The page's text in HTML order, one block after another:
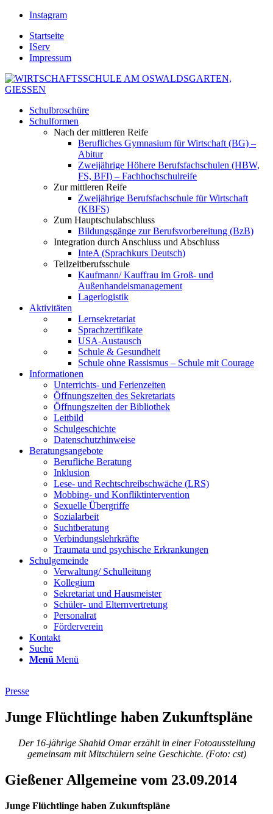
Instagram
Startseite
IServ
Impressum
Schulbroschüre
Schulformen
Nach der mittleren Reife
Berufliches Gymnasium für Wirtschaft (BG) –
Abitur
Zweijährige Höhere Berufsfachschulen (HBW,
FS, BFI) – Fachhochschulreife
Zur mittleren Reife
Zweijährige Berufsfachschule für Wirtschaft
(KBFS)
Zum Hauptschulabschluss
Bildungsgänge zur Berufsvorbereitung (BzB)
Integration durch Anschluss und Abschluss
InteA (Sprachkurs Deutsch)
Teilzeitberufsschule
Kaufmann/ Kauffrau im Groß- und
Außenhandelsmanagement
Lagerlogistik
Aktivitäten
Lernsekretariat
Sprachzertifikate
USA-Austausch
Schule & Gesundheit
Schule ohne Rassismus – Schule mit Courage
Informationen
Unterrichts- und Ferienzeiten
Öffnungszeiten des Sekretariats
Öffnungszeiten der Bibliothek
Leitbild
Schulgeschichte
Datenschutzhinweise
Beratungsangebote
Berufliche Beratung
Inklusion
Lese- und Rechtschreibschwäche (LRS)
Mobbing- und Konfliktintervention
Sexuelle Übergriffe
Sozialarbeit
Suchtberatung
Verbindungslehrkräfte
Traumata und psychische Erkrankungen
Schulgemeinde
Verwaltung/ Schulleitung
Kollegium
Sekretariat und Hausmeister
Schüler- und Elternvertretung
Personalrat
Förderverein
Kontakt
Suche
Menü Menü
Presse
Junge Flüchtlinge haben Zukunftspläne
Der 16-jährige Shahid Omar erzählt in einer Fotoausstellung
gemeinsam mit Mitschülern seine Geschichte. (Foto: cst)
Gießener Allgemeine vom 23.09.2014
Junge Flüchtlinge haben Zukunftspläne